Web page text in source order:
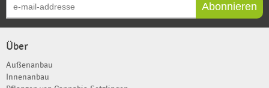
Abonnieren
Über
Außenanbau
Innenanbau